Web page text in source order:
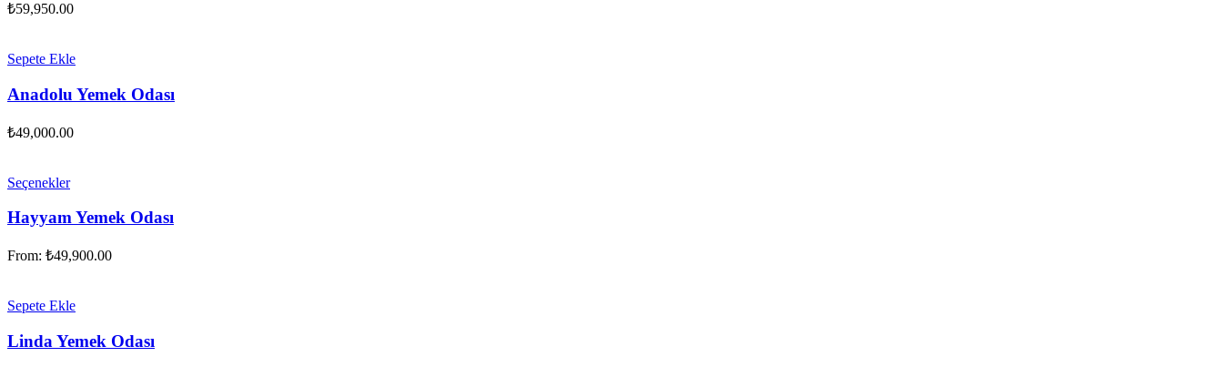
₺59,950.00
Sepete Ekle
Anadolu Yemek Odası
₺49,000.00
Seçenekler
Hayyam Yemek Odası
From: ₺49,900.00
Sepete Ekle
Linda Yemek Odası